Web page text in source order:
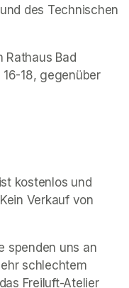
des Technischen
Rathaus Bad
18, gegenüber
kostenlos und
Verkauf von
spenden uns an
schlechtem
Freiluft-Atelier